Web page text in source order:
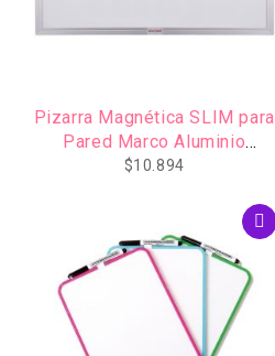
Pizarra Magnética SLIM para
Pared Marco Aluminio
30x45cm
$10.894